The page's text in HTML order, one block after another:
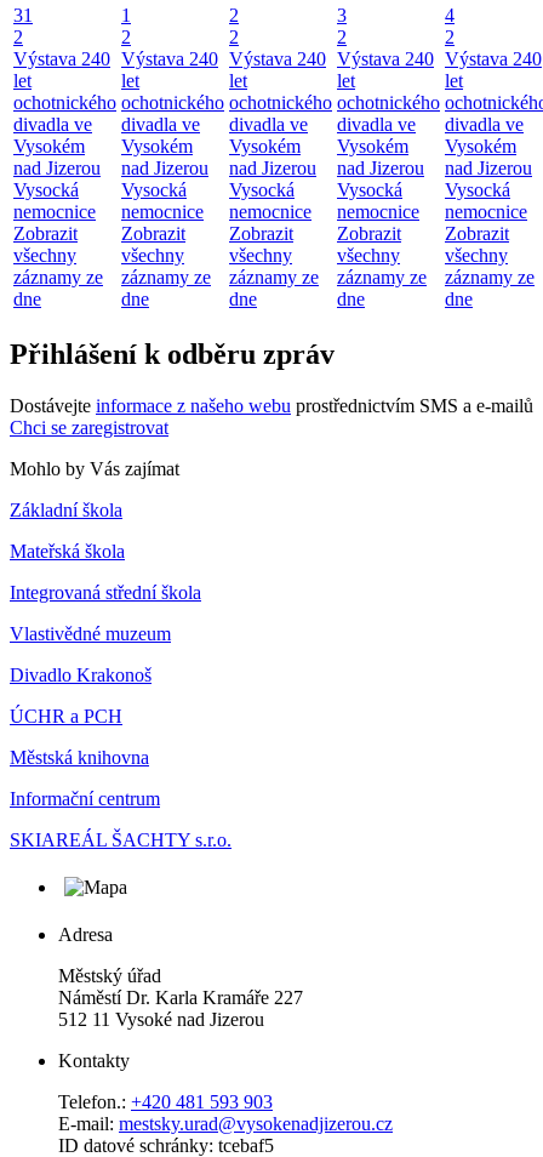
31
2
Výstava 240
let
ochotnického
divadla ve
Vysokém
nad Jizerou
Vysocká
nemocnice
Zobrazit
všechny
záznamy ze
dne
1
2
Výstava 240
let
ochotnického
divadla ve
Vysokém
nad Jizerou
Vysocká
nemocnice
Zobrazit
všechny
záznamy ze
dne
2
2
Výstava 240
let
ochotnického
divadla ve
Vysokém
nad Jizerou
Vysocká
nemocnice
Zobrazit
všechny
záznamy ze
dne
3
2
Výstava 240
let
ochotnického
divadla ve
Vysokém
nad Jizerou
Vysocká
nemocnice
Zobrazit
všechny
záznamy ze
dne
4
2
Výstava 240
let
divadla ve
Vysokém
nad Jizerou
Vysocká
nemocnice
Zobrazit
všechny
záznamy ze
dne
Přihlášení k odběru zpráv
Dostávejte informace z našeho webu prostřednictvím SMS a e-mailů
Chci se zaregistrovat
Mohlo by Vás zajímat
Základní škola
Mateřská škola
Integrovaná střední škola
Vlastivědné muzeum
Divadlo Krakonoš
ÚCHR a PCH
Městská knihovna
Informační centrum
SKIAREÁL ŠACHTY s.r.o.
Adresa
Městský úřad
Náměstí Dr. Karla Kramáře 227
512 11 Vysoké nad Jizerou
Kontakty
Telefon.: +420 481 593 903
E-mail: mestsky.urad@vysokenadjizerou.cz
ID datové schránky: tcebaf5